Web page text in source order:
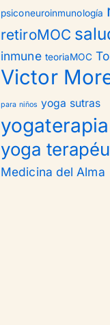
psiconeuroinmunología
retiroMOC
inmune teoriaMOC
Victor
para niños yoga sutras
yogaterapia
yoga
Medicina del Alma